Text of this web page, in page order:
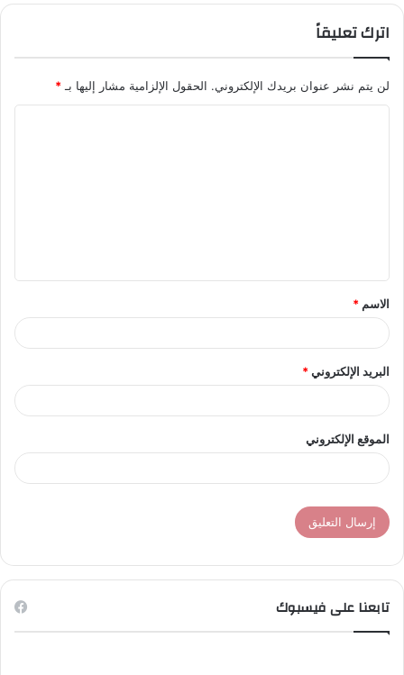
اترك تعليقاً
لن يتم نشر عنوان بريدك الإلكتروني. الحقول الإلزامية مشار إليها بـ *
ق
*
الاسم *
البريد الإلكتروني*
الموقع الإلكتروني
تابعنا على فيسبوك